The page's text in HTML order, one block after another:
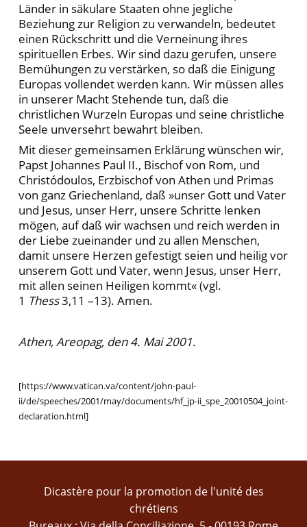
Länder in säkulare Staaten ohne jegliche
Beziehung zur Religion zu verwandeln, bedeutet
einen Rückschritt und die Verneinung ihres
spirituellen Erbes. Wir sind dazu gerufen, unsere
Bemühungen zu verstärken, so daß die Einigung
Europas vollendet werden kann. Wir müssen alles
in unserer Macht Stehende tun, daß die
christlichen Wurzeln Europas und seine christliche
Seele unversehrt bewahrt bleiben.
Mit dieser gemeinsamen Erklärung wünschen wir,
Papst Johannes Paul II., Bischof von Rom, und
Christódoulos, Erzbischof von Athen und Primas
von ganz Griechenland, daß »unser Gott und Vater
und Jesus, unser Herr, unsere Schritte lenken
mögen, auf daß wir wachsen und reich werden in
der Liebe zueinander und zu allen Menschen,
damit unsere Herzen gefestigt seien und heilig vor
unserem Gott und Vater, wenn Jesus, unser Herr,
mit allen seinen Heiligen kommt« (vgl.
1 Thess3,11 –13). Amen.
Athen, Areopag, den 4. Mai 2001.
[https://www.vatican.va/content/john-paul-
ii/de/speeches/2001/may/documents/hf_jp-ii_spe_20010504_joint-
declaration.html]
Dicastère pour la promotion de l'unité des
chrétiens